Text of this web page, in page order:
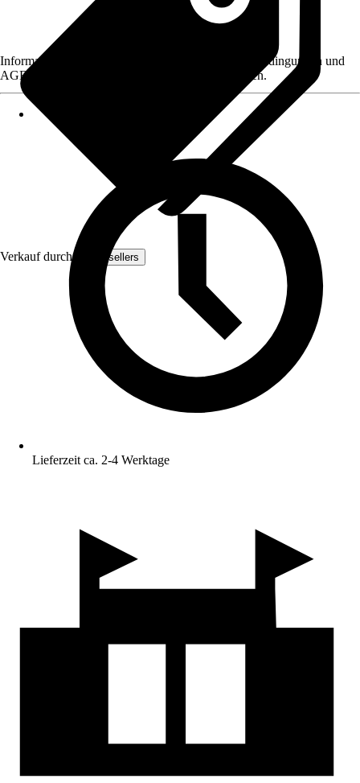
Verkauf durch: Woodsellers
Informationen des Verkäufers, wie z. B. Rückgabebedingungen und
AGB, finden Sie bei Klick auf den Verkäufernamen.
Lieferzeit ca. 2-4 Werktage